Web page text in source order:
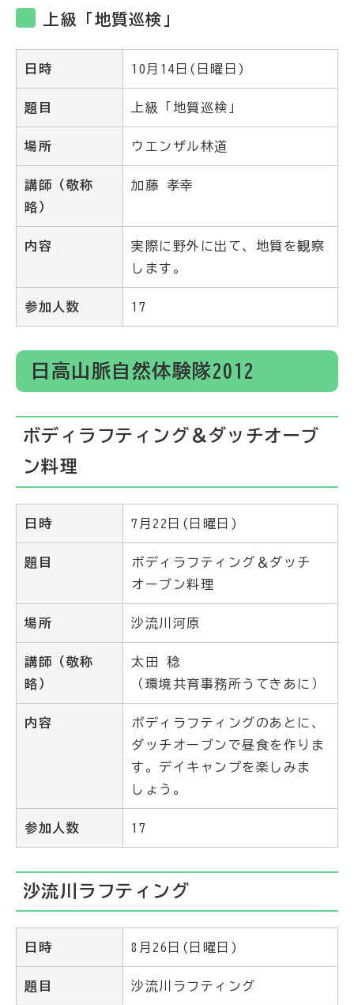
上級「地質巡検」
日時 10月14日(日曜日)
題目 上級「地質巡検」
場所 ウエンザル林道
講師（敬称
略）
加藤 孝幸
内容
実際に野外に出て、地質を観察
します。
参加人数 17
日高山脈自然体験隊2012
ボディラフティング＆ダッチオーブ
ン料理
日時 7月22日(日曜日)
題目
ボディラフティング＆ダッチ
オーブン料理
場所 沙流川河原
講師（敬称
略）
太田 稔
（環境共育事務所うてきあに）
内容
ボディラフティングのあとに、
ダッチオーブンで昼食を作りま
す。デイキャンプを楽しみま
しょう。
参加人数 17
沙流川ラフティング
日時 8月26日(日曜日)
題目 沙流川ラフティング